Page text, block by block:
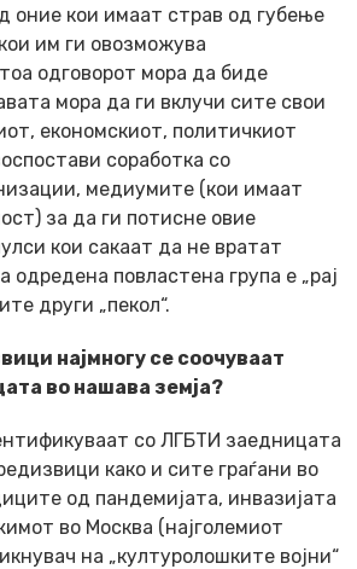
оние кои имаат страв од губење
им ги овозможува
одговорот мора да биде
мора да ги вклучи сите свои
економскиот, политичкиот
соработка со
медиумите (кои имаат
за да ги потисне овие
кои сакаат да не вратат
одредена повластена група е „рај
други „пекол“.
најмногу се соочуваат
во нашава земја?
со ЛГБТИ заедницата
како и сите граѓани во
од пандемијата, инвазијата
во Москва (најголемиот
на „културолошките војни“